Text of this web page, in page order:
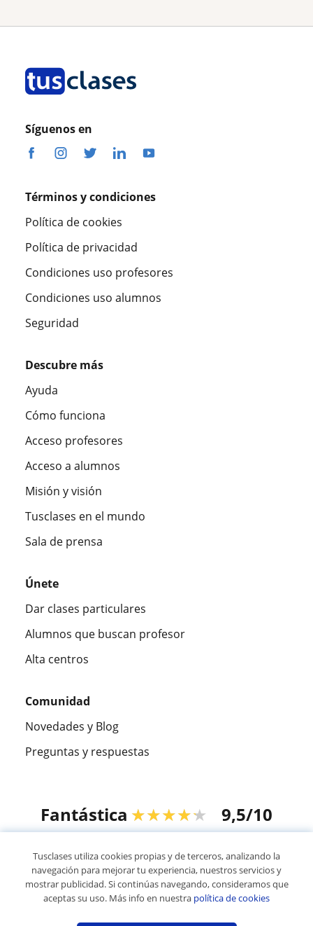
Síguenos en
Términos y condiciones
Política de cookies
Política de privacidad
Condiciones uso profesores
Condiciones uso alumnos
Seguridad
Descubre más
Ayuda
Cómo funciona
Acceso profesores
Acceso a alumnos
Misión y visión
Tusclases en el mundo
Sala de prensa
Únete
Dar clases particulares
Alumnos que buscan profesor
Alta centros
Comunidad
Novedades y Blog
Preguntas y respuestas
Fantástica ★★★★★ 9,5/10
© 2007 - 2026 Tusclases.co
Tusclases utiliza cookies propias y de terceros, analizando la
navegación para mejorar tu experiencia, nuestros servicios y
mostrar publicidad. Si continúas navegando, consideramos que
aceptas su uso. Más info en nuestra política de cookies